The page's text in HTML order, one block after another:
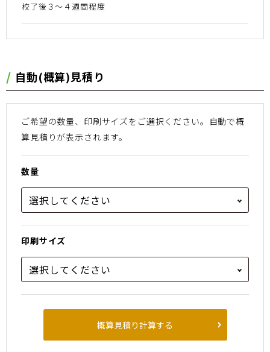
校了後３〜４週間程度
⾃動(概算)⾒積り
ご希望の数量、印刷サイズをご選択ください。 ⾃動で概
算⾒積りが表⽰されます。
数量
印刷サイズ
概算見積り計算する